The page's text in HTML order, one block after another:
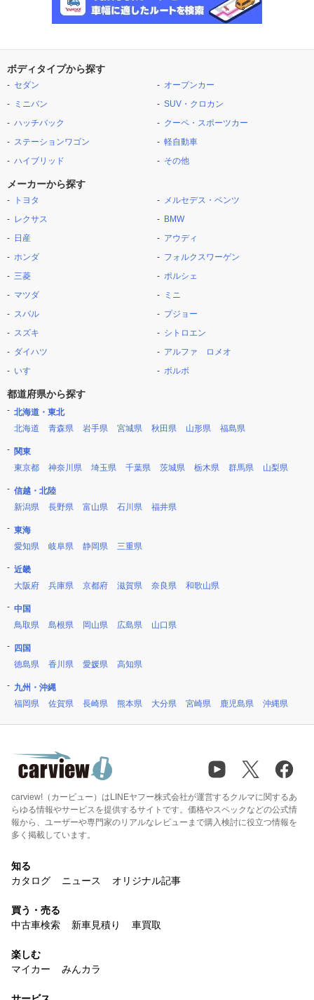
ボディタイプから探す
セダン
ミニバン
ハッチバック
ステーションワゴン
ハイブリッド
オープンカー
SUV・クロカン
クーペ・スポーツカー
軽自動車
その他
メーカーから探す
トヨタ
レクサス
日産
ホンダ
三菱
マツダ
スバル
スズキ
ダイハツ
いすゞ
メルセデス・ベンツ
BMW
アウディ
フォルクスワーゲン
ポルシェ
ミニ
プジョー
シトロエン
アルファ ロメオ
ボルボ
都道府県から探す
北海道・東北
北海道
青森県 岩手県 宮城県 秋田県 山形県 福島県
関東
東京都
神奈川県 埼玉県 千葉県 茨城県 栃木県 群馬県 山梨県
信越・北陸
新潟県
長野県 富山県 石川県 福井県
東海
愛知県
岐阜県 静岡県 三重県
近畿
大阪府
兵庫県 京都府 滋賀県 奈良県 和歌山県
中国
鳥取県
島根県 岡山県 広島県 山口県
四国
徳島県
香川県 愛媛県 高知県
九州・沖縄
福岡県
佐賀県 長崎県 熊本県 大分県 宮崎県 鹿児島県 沖縄県
carview!（カービュー）はLINEヤフー株式会社が運営するクルマに関するあ
らゆる情報やサービスを提供するサイトです。価格やスペックなどの公式情
報から、ユーザーや専門家のリアルなレビューまで購入検討に役立つ情報を
多く掲載しています。
知る
カタログ
ニュース オリジナル記事
買う・売る
中古車検索
新車見積り 車買取
楽しむ
マイカー
みんカラ